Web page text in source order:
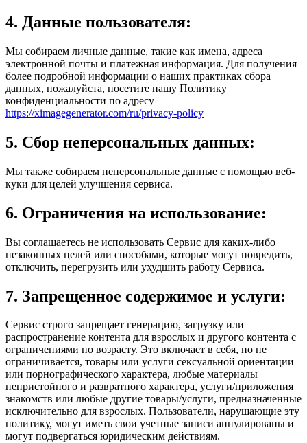
4. Данные пользователя:
Мы собираем личные данные, такие как имена, адреса
электронной почты и платежная информация. Для получения
более подробной информации о наших практиках сбора
данных, пожалуйста, посетите нашу Политику
конфиденциальности по адресу
https://ximagegenerator.com/ru/privacy-policy
5. Сбор неперсональных данных:
Мы также собираем неперсональные данные с помощью веб-
куки для целей улучшения сервиса.
6. Ограничения на использование:
Вы соглашаетесь не использовать Сервис для каких-либо
незаконных целей или способами, которые могут повредить,
отключить, перегрузить или ухудшить работу Сервиса.
7. Запрещенное содержимое и услуги:
Сервис строго запрещает генерацию, загрузку или
распространение контента для взрослых и другого контента с
ограничениями по возрасту. Это включает в себя, но не
ограничивается, товары или услуги сексуальной ориентации
или порнографического характера, любые материалы
непристойного и развратного характера, услуги/приложения
знакомств или любые другие товары/услуги, предназначенные
исключительно для взрослых. Пользователи, нарушающие эту
политику, могут иметь свои учетные записи аннулированы и
могут подвергаться юридическим действиям.